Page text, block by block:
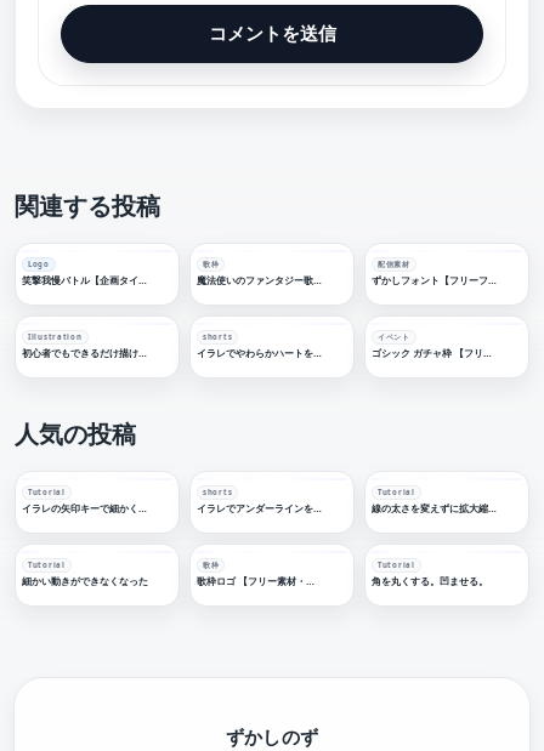
関連する投稿
Logo 歌枠 配信素材
Illustration shorts イベント
人気の投稿
Tutorial shorts Tutorial
Tutorial
細かい動きができなくなった
歌枠 Tutorial
角を丸くする。凹ませる。
ずかしのず